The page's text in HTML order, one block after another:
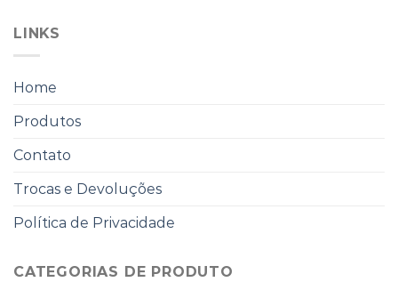
LINKS
Home
Produtos
Contato
Trocas e Devoluções
Política de Privacidade
CATEGORIAS DE PRODUTO